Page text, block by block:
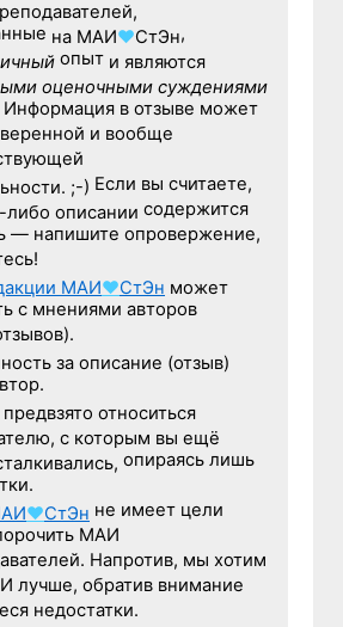
на МАИ♥СтЭн,
опыт и являются
оценочными суждениями
Информация в отзыве может
и вообще
;-) Если вы считаете,
либо описании содержится
— напишите опровержение,
МАИ♥СтЭн может
с мнениями авторов
за описание (отзыв)
предвзято относиться
с которым вы ещё
опираясь лишь
♥СтЭн не имеет цели
МАИ
Напротив, мы хотим
лучше, обратив внимание
недостатки.